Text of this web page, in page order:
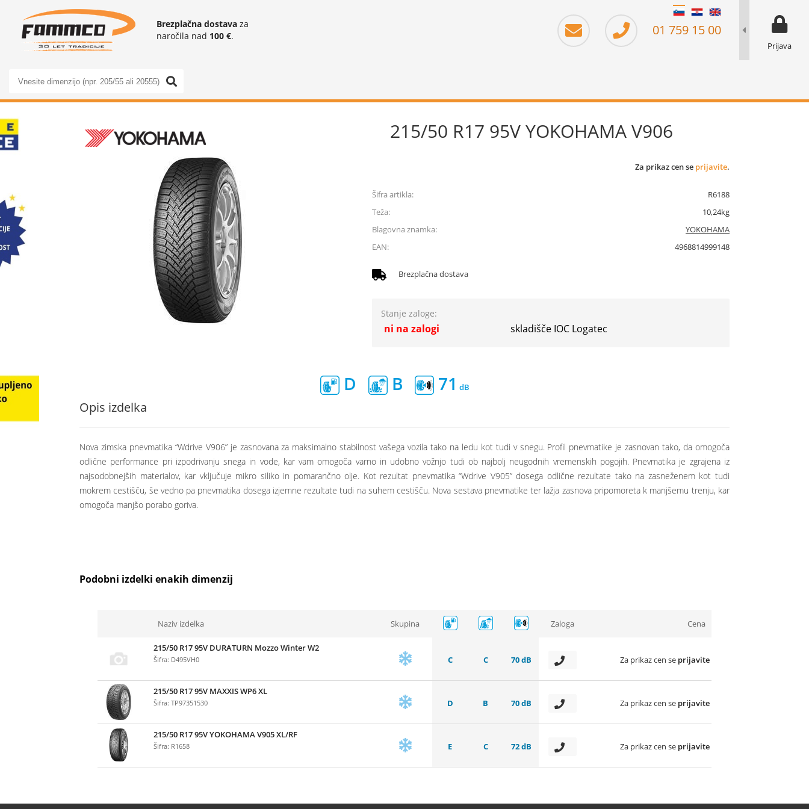
01 759 15 00
prikaz za
Prijava
Brezplačna dostava za
naročila nad 100 €.
215/50 R17 95V YOKOHAMA V906
Za prikaz cen se prijavite.
Šifra artikla:
R6188
Teža:
10,24kg
Blagovna znamka:
YOKOHAMA
EAN:
4968814999148
Brezplačna dostava
Stanje zaloge:
ni na zalogi skladišče IOC Logatec
D B 71
Opis izdelka
Nova zimska pnevmatika “Wdrive V906” je zasnovana za maksimalno stabilnost vašega vozila tako na ledu kot tudi v snegu. Profil pnevmatike je zasnovan tako, da omogoča
odlične performance pri izpodrivanju snega in vode, kar vam omogoča varno in udobno vožnjo tudi ob najbolj neugodnih vremenskih pogojih. Pnevmatika je zgrajena iz
najsodobnejših materialov, kar vključuje mikro siliko in pomarančno olje. Kot rezultat pnevmatika “Wdrive V905” dosega odlične rezultate tako na zasneženem kot tudi
mokrem cestišču, še vedno pa pnevmatika dosega izjemne rezultate tudi na suhem cestišču. Nova sestava pnevmatike ter lažja zasnova pripomoreta k manjšemu trenju, kar
omogoča manjšo porabo goriva.
Podobni izdelki enakih dimenzij
Naziv izdelka Skupina Zaloga Cena
215/50 R17 95V DURATURN Mozzo Winter W2
Šifra: D495VH0 C C 70 dB Za prikaz cen se prijavite
215/50 R17 95V MAXXIS WP6 XL
Šifra: TP97351530 D B 70 dB Za prikaz cen se prijavite
215/50 R17 95V YOKOHAMA V905 XL/RF
Šifra: R1658 E C 72 dB Za prikaz cen se prijavite